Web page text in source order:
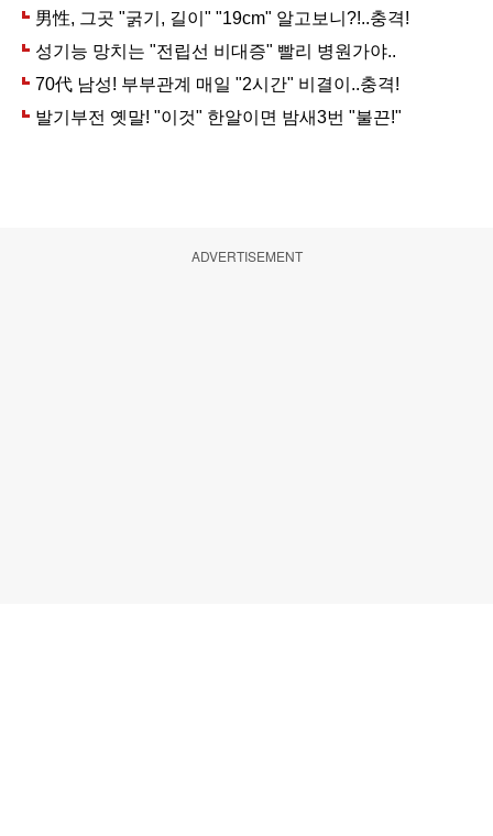
ADVERTISEMENT